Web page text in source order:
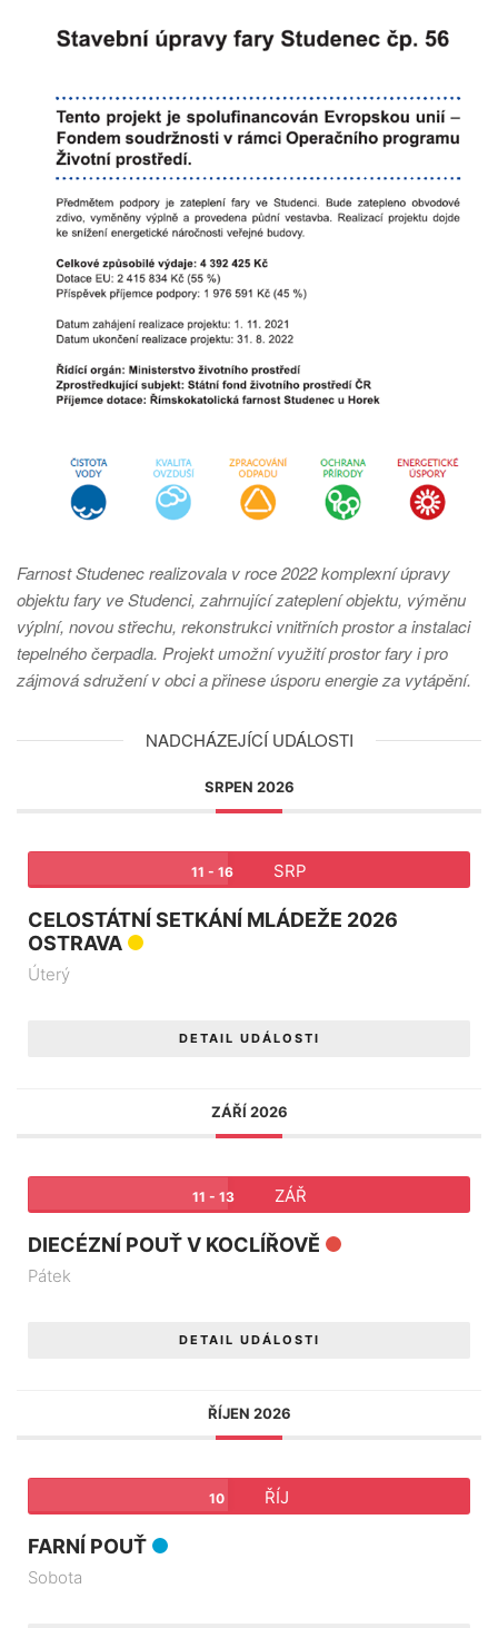
Farnost Studenec realizovala v roce 2022 komplexní úpravy
objektu fary ve Studenci, zahrnující zateplení objektu, výměnu
výplní, novou střechu, rekonstrukci vnitřních prostor a instalaci
tepelného čerpadla. Projekt umožní využití prostor fary i pro
zájmová sdružení v obci a přinese úsporu energie za vytápění.
NADCHÁZEJÍCÍ UDÁLOSTI
SRPEN 2026
11 - 16 SRP
CELOSTÁTNÍ SETKÁNÍ MLÁDEŽE 2026
OSTRAVA
Úterý
DETAIL UDÁLOSTI
ZÁŘÍ 2026
11 - 13 ZÁŘ
DIECÉZNÍ POUŤ V KOCLÍŘOVĚ
Pátek
DETAIL UDÁLOSTI
ŘÍJEN 2026
10 ŘÍJ
FARNÍ POUŤ
Sobota